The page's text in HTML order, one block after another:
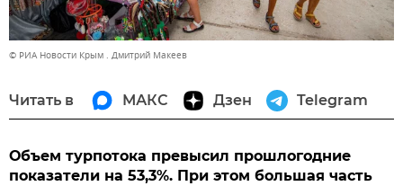
© РИА Новости Крым . Дмитрий Макеев
Читать в МАКС Дзен Telegram
Объем турпотока превысил прошлогодние
показатели на 53,3%. При этом большая часть